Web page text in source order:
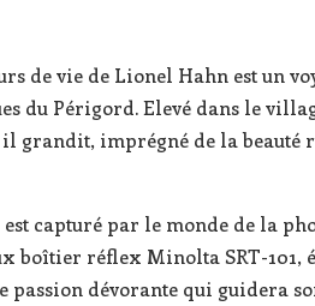
de vie de Lionel Hahn est un
du Périgord. Elevé dans le
grandit, imprégné de la beauté
est capturé par le monde de la
boîtier réflex Minolta SRT-101,
passion dévorante qui guidera